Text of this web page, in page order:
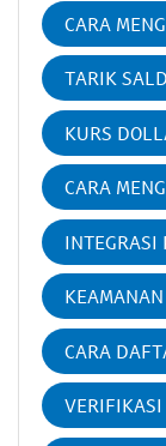
CARA
TARIK
KURS
CARA
INTEGRASI
CARA
VERIFIKASI